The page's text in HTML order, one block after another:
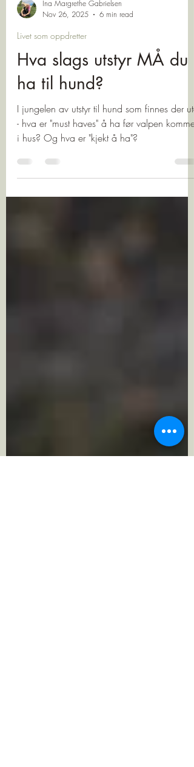
Ina Margrethe Gabrielsen
Nov 26, 2025
6 min read
Livet som oppdretter
Hva slags utstyr MÅ du
ha til hund?
I jungelen av utstyr til hund som finnes der ute